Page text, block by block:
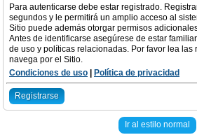
Para autenticarse debe estar registrado.
segundos y le permitirá un amplio acceso al
Sitio puede además otorgar permisos
Antes de identificarse asegúrese de estar
de uso y políticas relacionadas. Por favor lea las
navega por el Sitio.
Condiciones de uso
Política de privacidad
Registrarse
Ir al estilo normal